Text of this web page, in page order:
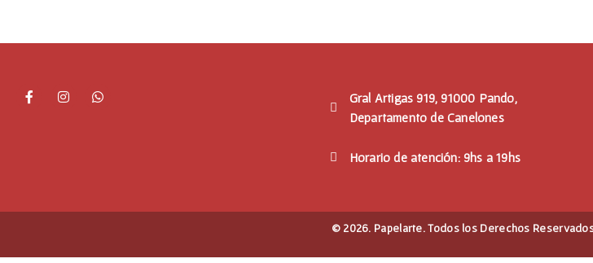
Gral Artigas 919, 91000 Pando,
Departamento de Canelones
Horario de atención: 9hs a 19hs
© 2026. Papelarte. Todos los Derechos